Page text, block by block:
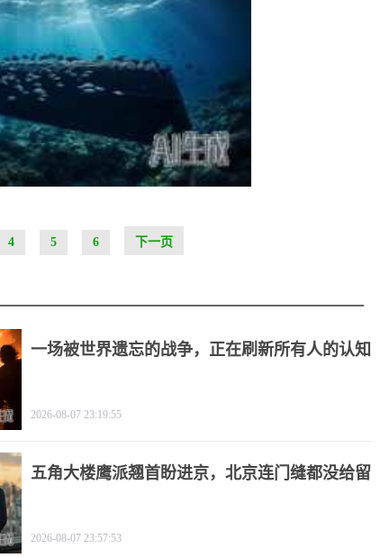
4 5 6 下一页
一场被世界遗忘的战争，正在刷新所有人的认知
2026-08-07 23:19:55
五角大楼鹰派翘首盼进京，北京连门缝都没给留
2026-08-07 23:57:53